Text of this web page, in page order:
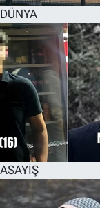
DÜNYA
ASAYİŞ